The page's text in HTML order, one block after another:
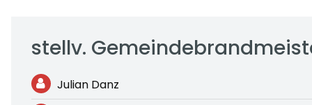
stellv.
Julian Danz